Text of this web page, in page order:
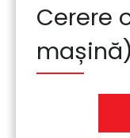
Cerere
mașină)